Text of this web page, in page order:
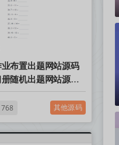
布置出题网站源码
随机出题网站源码
768 其他源码